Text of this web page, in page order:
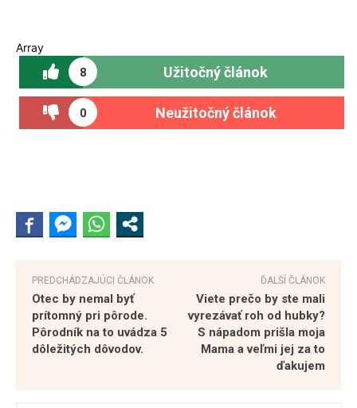
Array
8 Užitočný článok
0 Neužitočný článok
PREDCHÁDZAJÚCI ČLÁNOK
Otec by nemal byť
prítomný pri pôrode.
Pôrodník na to uvádza 5
dôležitých dôvodov.
ĎALŠÍ ČLÁNOK
Viete prečo by ste mali
vyrezávať roh od hubky?
S nápadom prišla moja
Mama a veľmi jej za to
ďakujem